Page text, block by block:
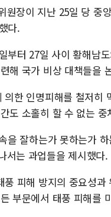
원장이 지난 25일 당 중
다.
부터 27일 사이 황해남
해 국가 비상 대책들을
한 인명피해를 철저히
도 소홀히 할 수 없는
을 잘하는가 못하는가
서는 과업들을 제시했다.
피해 방지의 중요성
부문에서 태풍 피해를